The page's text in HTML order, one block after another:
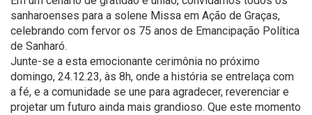
sanharoenses para a solene Missa em Ação de Graças,
celebrando com fervor os 75 anos de Emancipação Política
de Sanharó.
Junte-se a esta emocionante cerimônia no próximo
domingo, 24.12.23, às 8h, onde a história se entrelaça com
a fé, e a comunidade se une para agradecer, reverenciar e
projetar um futuro ainda mais grandioso. Que este momento